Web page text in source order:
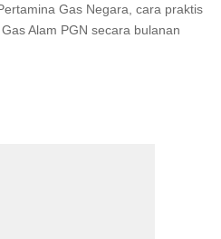
Gas Negara, cara praktis
Alam PGN secara bulanan